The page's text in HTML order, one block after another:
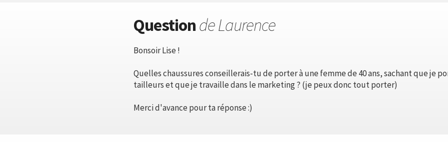
Questionde Laurence
Bonsoir Lise !
Quelles chaussures conseillerais-tu de porter à une femme de 40 ans, sachant que je
tailleurs et que je travaille dans le marketing ? (je peux donc tout porter)
Merci d'avance pour ta réponse :)